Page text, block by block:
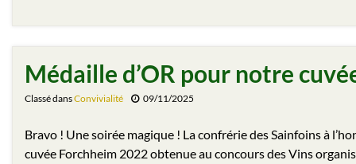
Médaille d’OR pour notre
Classé dansConvivialité 09/11/2025
Bravo ! Une soirée magique ! La confrérie des Sainfoins à
cuvée Forchheim 2022 obtenue au concours des Vins